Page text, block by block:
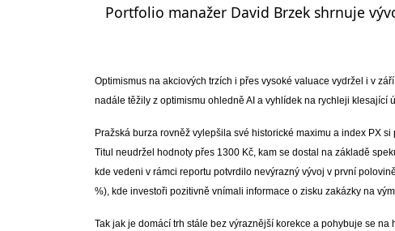
Portfolio manažer David Brzek shrnuje
Optimismus na akciových trzích i přes vysoké valuace vydržel i v
nadále těžily z optimismu ohledně AI a vyhlídek na rychleji klesající
Pražská burza rovněž vylepšila své historické maximu a index PX
Titul neudržel hodnoty přes 1300 Kč, kam se dostal na základě
kde vedeni v rámci reportu potvrdilo nevýrazný vývoj v první
%), kde investoři pozitivně vnímali informace o zisku zakázky na
Tak jak je domácí trh stále bez výraznější korekce a pohybuje se